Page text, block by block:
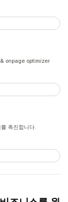
onpage optimizer
촉진합니다.